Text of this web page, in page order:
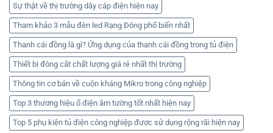
Sự thật về thị trường dây cáp điện hiện nay
Tham khảo 3 mẫu đèn led Rạng Đông phổ biến nhất
Thanh cái đồng là gì? Ứng dụng của thanh cái đồng trong tủ điện
Thiết bị đóng cắt chất lượng giá rẻ nhất thị trường
Thông tin cơ bản về cuộn kháng Mikro trong công nghiệp
Top 3 thương hiệu ổ điện âm tường tốt nhất hiện nay
Top 5 phụ kiện tủ điện công nghiệp được sử dụng rộng rãi hiện nay